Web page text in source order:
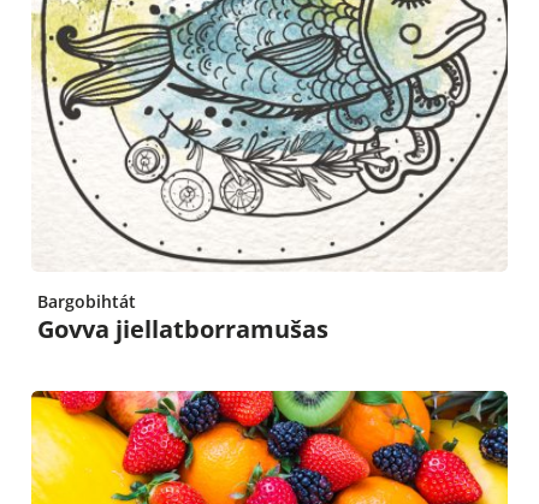
Bargobihtát
Govva jiellatborramušas